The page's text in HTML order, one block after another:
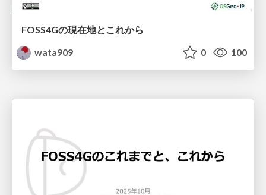
FOSS4Gの現在地とこれから
wata909
0 100